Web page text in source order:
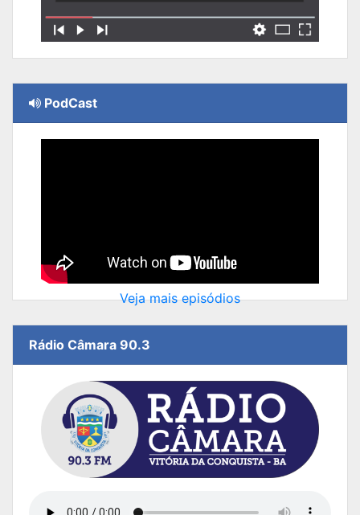
PodCast
Veja mais episódios
Rádio Câmara 90.3